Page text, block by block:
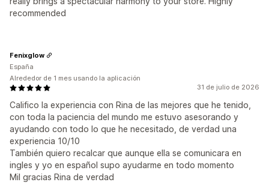
recommended
31 de julio de 2026
Califico la experiencia con Rina de las mejores que he tenido,
con toda la paciencia del mundo me estuvo asesorando y
ayudando con todo lo que he necesitado, de verdad una
experiencia 10/10
También quiero recalcar que aunque ella se comunicara en
ingles y yo en español supo ayudarme en todo momento
Mil gracias Rina de verdad
Fenixglow
España
Alrededor de 1 mes usando la aplicación